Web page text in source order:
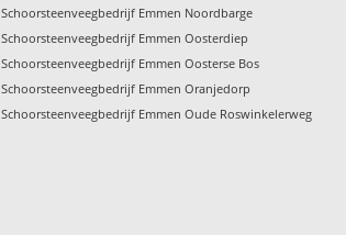
Schoorsteenveegbedrijf Emmen Noordbarge
Schoorsteenveegbedrijf Emmen Oosterdiep
Schoorsteenveegbedrijf Emmen Oosterse Bos
Schoorsteenveegbedrijf Emmen Oranjedorp
Schoorsteenveegbedrijf Emmen Oude Roswinkelerweg